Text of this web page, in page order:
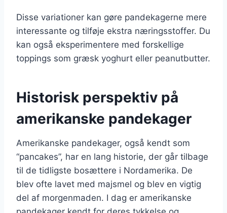
Disse variationer kan gøre pandekagerne mere
interessante og tilføje ekstra næringsstoffer. Du
kan også eksperimentere med forskellige
toppings som græsk yoghurt eller peanutbutter.
Historisk perspektiv på
amerikanske pandekager
Amerikanske pandekager, også kendt som
“pancakes”, har en lang historie, der går tilbage
til de tidligste bosættere i Nordamerika. De
blev ofte lavet med majsmel og blev en vigtig
del af morgenmaden. I dag er amerikanske